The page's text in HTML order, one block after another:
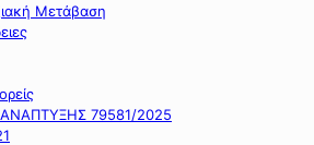
Μετάβαση
ΑΝΑΠΤΥΞΗΣ 79581/2025